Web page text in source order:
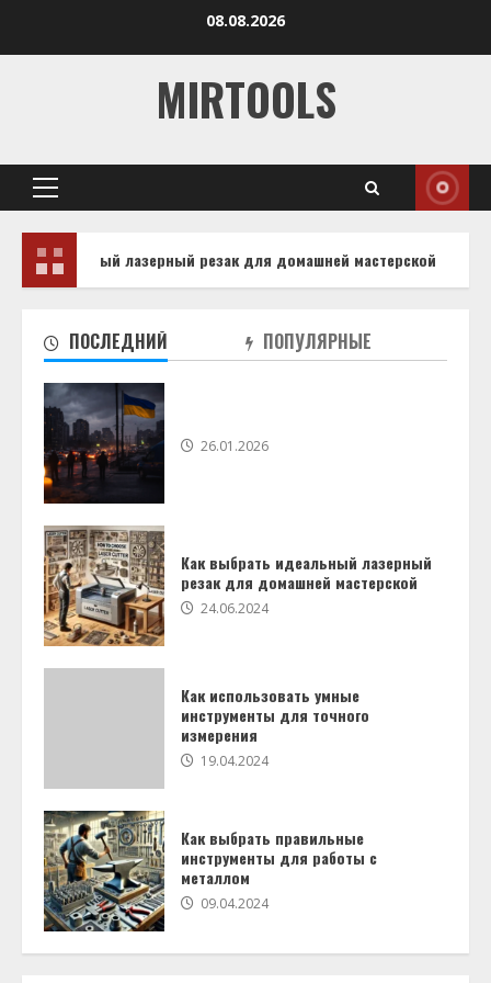
08.08.2026
MIRTOOLS
Основное
лазерный резак для домашней мастерской
09.04.2024
5
Экологические строительные
29.11.2023
Инструменты для работы с
возможности и вызовы
ПОСЛЕДНИЙ ПОПУЛЯРНЫЕ
26.01.2026
Как выбрать идеальный лазерный
резак для домашней мастерской
24.06.2024
Как использовать умные
инструменты для точного
измерения
19.04.2024
Как выбрать правильные
инструменты для работы с
металлом
09.04.2024